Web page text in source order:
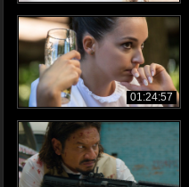
01:24:57